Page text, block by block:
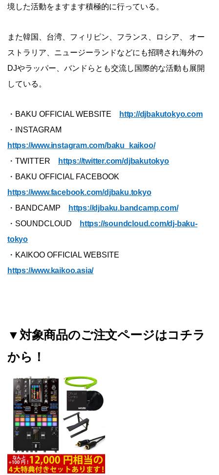
境した活動をますます積極的に行っている。
また韓国、台湾、フィリピン、フランス、ロシア、 オー
ストラリア、ニュージーランドなどにも招聘され海外の
DJやラッパー、バンドらとも交流し国際的な活動も展開
している。
・BAKU OFFICIAL WEBSITE
http://djbakutokyo.com
・INSTAGRAM
https://www.instagram.com/baku_kaikoo/
・TWITTER
https://twitter.com/djbakutokyo
・BAKU OFFICIAL FACEBOOK
https://www.facebook.com/djbaku.tokyo
・BANDCAMP
https://djbaku.bandcamp.com/
・SOUNDCLOUD
https://soundcloud.com/dj-baku-
tokyo
・KAIKOO OFFICIAL WEBSITE
https://www.kaikoo.asia/
▼対象商品のご注文ページはコチラ
から！